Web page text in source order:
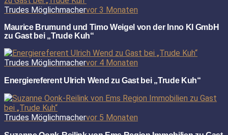
Trudes Möglichmachervor 3 Monaten
Maurice Brumund und Timo Weigel von der Inno KI GmbH
zu Gast bei „Trude Kuh“
Trudes Möglichmachervor 4 Monaten
Energiereferent Ulrich Wend zu Gast bei „Trude Kuh“
Trudes Möglichmachervor 5 Monaten